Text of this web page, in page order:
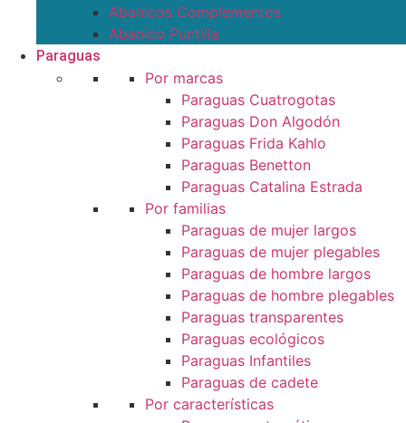
Abanicos Complementos
Abanico Puntilla
Paraguas
Por marcas
Paraguas Cuatrogotas
Paraguas Don Algodón
Paraguas Frida Kahlo
Paraguas Benetton
Paraguas Catalina Estrada
Por familias
Paraguas de mujer largos
Paraguas de mujer plegables
Paraguas de hombre largos
Paraguas de hombre plegables
Paraguas transparentes
Paraguas ecológicos
Paraguas Infantiles
Paraguas de cadete
Por características